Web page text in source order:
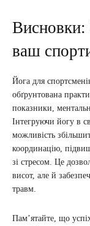
Висновки:
ваш
Йога для
обґрунтована
показники,
Інтегруючи йогу в
можливість
координацію,
зі стресом. Це
висот, але й
травм.
Пам’ятайте, що